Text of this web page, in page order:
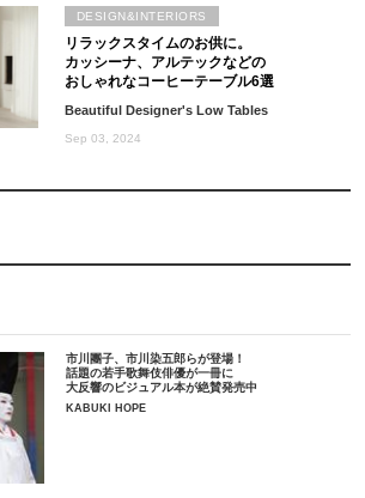
リラックスタイムのお供に。
カッシーナ、アルテックなどの
おしゃれなコーヒーテーブル6選
Beautiful Designer's Low Tables
Sep 03, 2024
DESIGN&INTERIORS
市川團子、市川染五郎らが登場！
話題の若手歌舞伎俳優が一冊に
大反響のビジュアル本が絶賛発売中
KABUKI HOPE